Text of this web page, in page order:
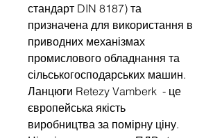
стандарт DIN 8187) та
призначена для використання в
приводних механізмах
промислового обладнання та
сільськогосподарських машин.
Ланцюги Retezy Vamberk - це
європейська якість
виробництва за помірну ціну.